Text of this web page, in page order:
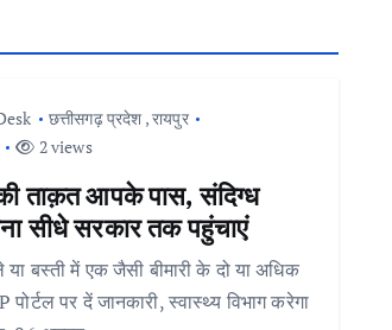
छत्तीसगढ़ प्रदेश ,रायपुर
2 views
की ताक़त आपके पास, संदिग्ध
सीधे सरकार तक पहुंचाएं
या बस्ती में एक जैसी बीमारी के दो या अधिक
पर दें जानकारी, स्वास्थ्य विभाग करेगा